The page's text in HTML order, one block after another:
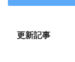
更新記事